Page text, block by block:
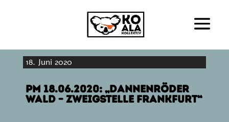
18. Juni 2020
PM 18.06.2020: „Dannenröder
Wald – Zweigstelle Frankfurt“